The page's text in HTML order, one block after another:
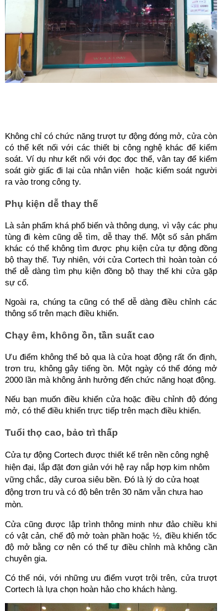
Không chỉ có chức năng trượt tự động đóng mở, cửa còn
có thể kết nối với các thiết bị công nghệ khác để kiểm
soát. Ví dụ như kết nối với đọc đọc thể, vân tay để kiểm
soát giờ giấc đi lại của nhân viên  hoặc kiểm soát người
ra vào trong công ty.
Phụ kiện dễ thay thế
Là sản phẩm khá phổ biến và thông dụng, vì vậy các phụ
tùng đi kèm cũng dễ tìm, dễ thay thế. Một số sản phẩm
khác có thể không tìm được phụ kiện cửa tự động đồng
bộ thay thế. Tuy nhiên, với cửa Cortech thì hoàn toàn có
thể dễ dàng tìm phụ kiện đồng bộ thay thế khi cửa gặp
sự cố.
Ngoài ra, chúng ta cũng có thể dễ dàng điều chỉnh các
thông số trên mạch điều khiển.
Chạy êm, không ồn, tần suất cao
Ưu điểm không thể bỏ qua là cửa hoạt động rất ổn định,
trơn tru, không gây tiếng ồn. Một ngày có thể đóng mở
2000 lần mà không ảnh hưởng đến chức năng hoạt động.
Nếu bạn muốn điều khiển cửa hoặc điều chỉnh độ đóng
mở, có thể điều khiển trực tiếp trên mạch điều khiển.
Tuổi thọ cao, bảo trì thấp
Cửa tự động Cortech được thiết kế trên nền công nghệ
hiện đại, lắp đặt đơn giản với hệ ray nắp hợp kim nhôm
vững chắc, dây curoa siêu bền. Đó là lý do cửa hoạt
động trơn tru và có độ bên trên 30 năm vẫn chưa hao
mòn.
Cửa cũng được lập trình thông minh như đảo chiều khi
có vật cản, chế độ mở toàn phần hoặc ½, điều khiển tốc
độ mở bằng cơ nên có thể tự điều chỉnh mà không cần
chuyên gia.
Có thể nói, với những ưu điểm vượt trội trên, cửa trượt
Cortech là lựa chọn hoàn hảo cho khách hàng.